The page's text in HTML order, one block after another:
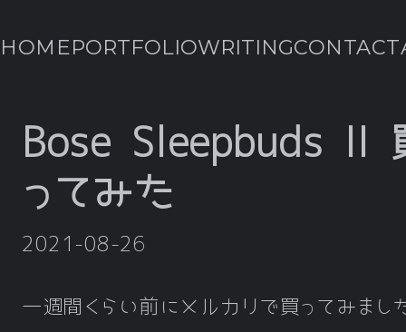
HOMEPORTFOLIOWRITINGCONTACT
Bose Sleepbuds II
ってみた
2021-08-26
一週間くらい前にメルカリで買ってみまし